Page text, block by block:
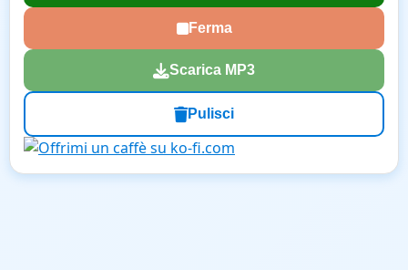
Ferma
Scarica MP3
Pulisci